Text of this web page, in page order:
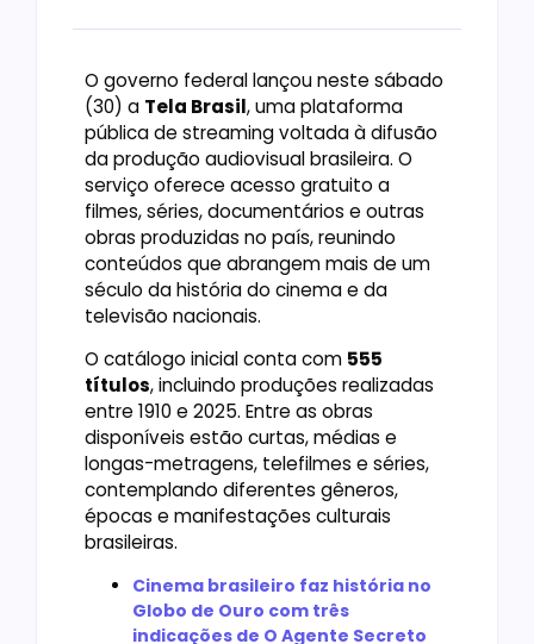
O governo federal lançou neste sábado
(30) a Tela Brasil, uma plataforma
pública de streaming voltada à difusão
da produção audiovisual brasileira. O
serviço oferece acesso gratuito a
filmes, séries, documentários e outras
obras produzidas no país, reunindo
conteúdos que abrangem mais de um
século da história do cinema e da
televisão nacionais.
O catálogo inicial conta com 555
títulos, incluindo produções realizadas
entre 1910 e 2025. Entre as obras
disponíveis estão curtas, médias e
longas-metragens, telefilmes e séries,
contemplando diferentes gêneros,
épocas e manifestações culturais
brasileiras.
Cinema brasileiro faz história no
Globo de Ouro com três
indicações de O Agente Secreto